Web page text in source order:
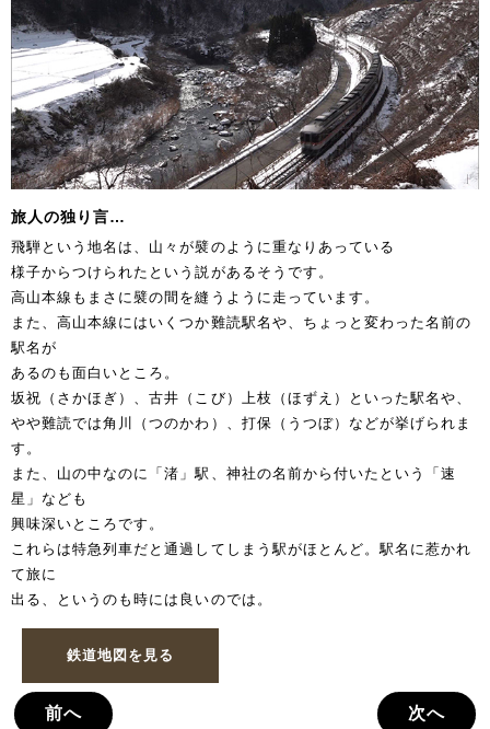
旅人の独り言…
飛騨という地名は、山々が襞のように重なりあっている
様子からつけられたという説があるそうです。
高山本線もまさに襞の間を縫うように走っています。
また、高山本線にはいくつか難読駅名や、ちょっと変わった名前の
駅名が
あるのも面白いところ。
坂祝（さかほぎ）、古井（こび）上枝（ほずえ）といった駅名や、
やや難読では角川（つのかわ）、打保（うつぼ）などが挙げられま
す。
また、山の中なのに「渚」駅、神社の名前から付いたという「速
星」なども
興味深いところです。
これらは特急列車だと通過してしまう駅がほとんど。駅名に惹かれ
て旅に
出る、というのも時には良いのでは。
鉄道地図を見る
前へ 次へ